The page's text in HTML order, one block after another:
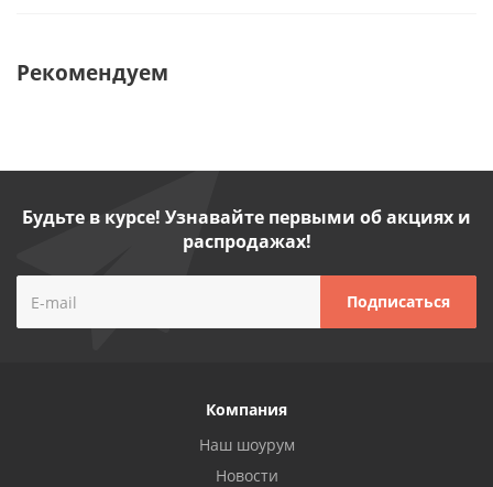
Рекомендуем
Будьте в курсе! Узнавайте первыми об акциях и
распродажах!
Компания
Наш шоурум
Новости